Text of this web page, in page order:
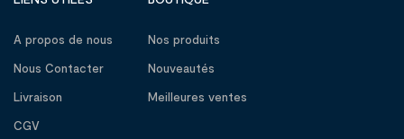
A propos de nous
Nous Contacter
Livraison
CGV
Nos produits
Nouveautés
Meilleures ventes